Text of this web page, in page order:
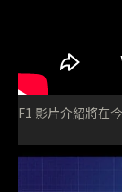
F1 影片介紹將在